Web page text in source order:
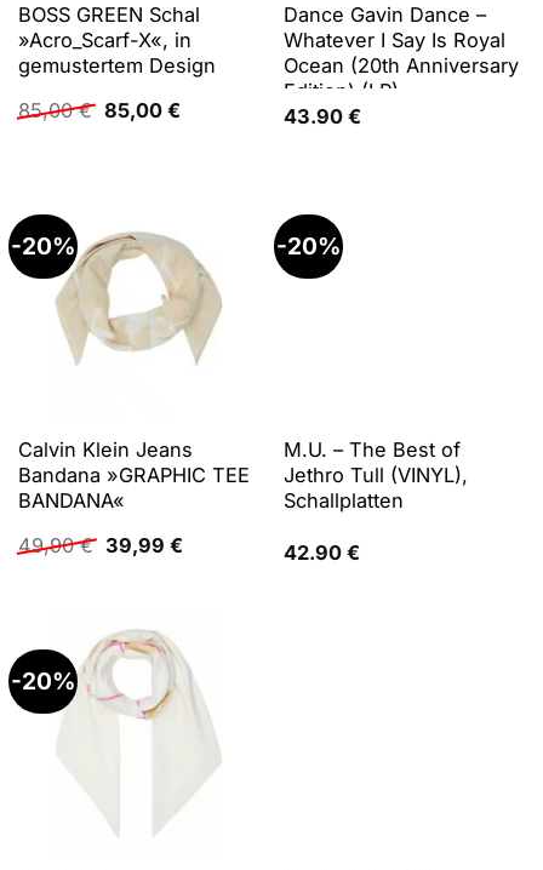
BOSS GREEN Schal
»Acro_Scarf-X«, in
gemustertem Design
85,00€ Ursprünglicher
Preis
85,00 €Aktueller
Dance Gavin Dance –
Whatever I Say Is Royal
Ocean (20th Anniversary
Edition) (LP),
Schallplatten
43.90 €
-20%
Calvin Klein Jeans
Bandana »GRAPHIC TEE
BANDANA«
49,90€ Ursprünglicher
Preis
39,99 €Aktueller
-20%
M.U. – The Best of
Jethro Tull (VINYL),
Schallplatten
42.90 €
-20%